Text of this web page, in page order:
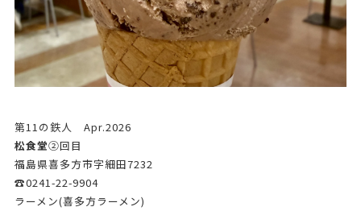
第11の鉄人 Apr.2026
松食堂➁回目
福島県喜多方市字細田7232
☎0241-22-9904
ラーメン(喜多方ラーメン)